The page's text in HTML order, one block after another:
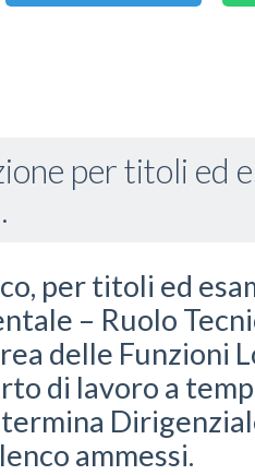
per titoli ed
per titoli ed
– Ruolo
delle Funzioni
di lavoro a
ammessi.